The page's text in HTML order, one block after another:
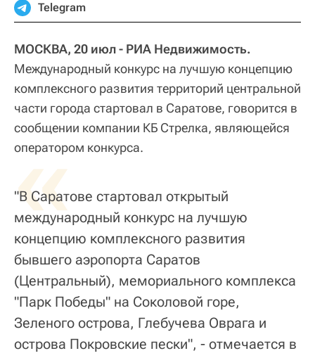
Telegram
МОСКВА, 20 июл - РИА Недвижимость.
Международный конкурс на лучшую концепцию
комплексного развития территорий центральной
части города стартовал в Саратове, говорится в
сообщении компании КБ Стрелка, являющейся
оператором конкурса.
«
"В Саратове стартовал открытый
международный конкурс на лучшую
концепцию комплексного развития
бывшего аэропорта Саратов
(Центральный), мемориального комплекса
"Парк Победы" на Соколовой горе,
Зеленого острова, Глебучева Оврага и
острова Покровские пески", - отмечается в